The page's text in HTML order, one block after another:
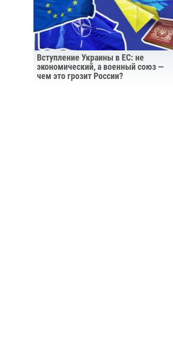
Вступление Украины в ЕС: не
экономический, а военный союз —
чем это грозит России?